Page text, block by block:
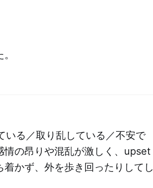
いる／取り乱している／不安で
情の昂りや混乱が激しく、upset
かず、外を歩き回ったりしてし